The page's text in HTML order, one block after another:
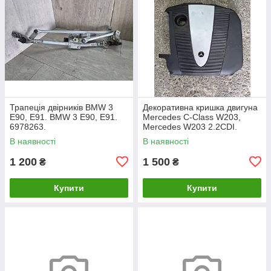
Трапеція двірників BMW 3
E90, E91. BMW 3 Е90, Е91.
6978263.
В наявності
1 200 ₴
Купити
Декоративна кришка двигуна
Mercedes C-Class W203,
Mercedes W203 2.2CDI.
A6460100467.
В наявності
1 500 ₴
Купити